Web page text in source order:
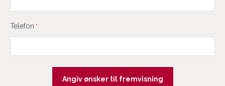
Telefon *